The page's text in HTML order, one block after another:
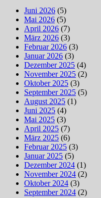
Juni 2026 (5)
Mai 2026 (5)
April 2026 (7)
März 2026 (3)
Februar 2026 (3)
Januar 2026 (3)
Dezember 2025 (4)
November 2025 (2)
Oktober 2025 (3)
September 2025 (5)
August 2025 (1)
Juni 2025 (4)
Mai 2025 (3)
April 2025 (7)
März 2025 (6)
Februar 2025 (3)
Januar 2025 (5)
Dezember 2024 (1)
November 2024 (2)
Oktober 2024 (3)
September 2024 (2)